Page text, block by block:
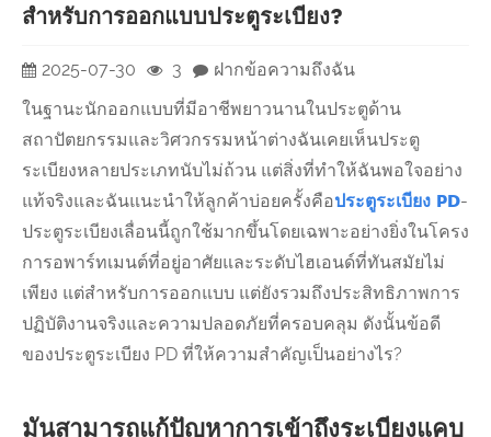
สำหรับการออกแบบประตูระเบียง?
2025-07-30 3
ฝากข้อความถึงฉัน
ในฐานะนักออกแบบที่มีอาชีพยาวนานในประตูด้าน
สถาปัตยกรรมและวิศวกรรมหน้าต่างฉันเคยเห็นประตู
ระเบียงหลายประเภทนับไม่ถ้วน แต่สิ่งที่ทำให้ฉันพอใจอย่าง
แท้จริงและฉันแนะนำให้ลูกค้าบ่อยครั้งคือประตูระเบียง PD-
ประตูระเบียงเลื่อนนี้ถูกใช้มากขึ้นโดยเฉพาะอย่างยิ่งในโครง
การอพาร์ทเมนต์ที่อยู่อาศัยและระดับไฮเอนด์ที่ทันสมัยไม่
เพียง แต่สำหรับการออกแบบ แต่ยังรวมถึงประสิทธิภาพการ
ปฏิบัติงานจริงและความปลอดภัยที่ครอบคลุม ดังนั้นข้อดี
ของประตูระเบียง PD ที่ให้ความสำคัญเป็นอย่างไร?
มันสามารถแก้ปัญหาการเข้าถึงระเบียงแคบ